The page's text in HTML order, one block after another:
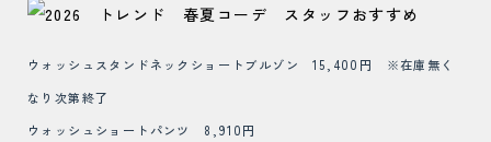
ウォッシュスタンドネックショートブルゾン 15,400円 ※在庫無く
なり次第終了
ウォッシュショートパンツ 8,910円